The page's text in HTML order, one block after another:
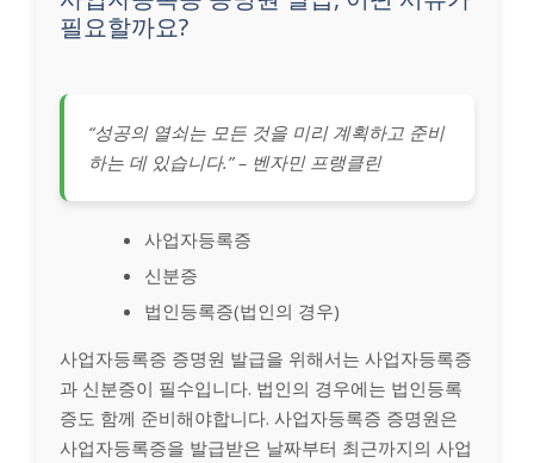
필요할까요?
“성공의 열쇠는 모든 것을 미리 계획하고 준비
하는 데 있습니다.” – 벤자민 프랭클린
사업자등록증
신분증
법인등록증(법인의 경우)
사업자등록증 증명원 발급을 위해서는 사업자등록증
과 신분증이 필수입니다. 법인의 경우에는 법인등록
증도 함께 준비해야합니다. 사업자등록증 증명원은
사업자등록증을 발급받은 날짜부터 최근까지의 사업